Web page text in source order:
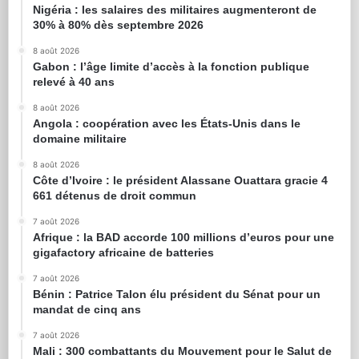
Nigéria : les salaires des militaires augmenteront de
30% à 80% dès septembre 2026
8 août 2026
Gabon : l’âge limite d’accès à la fonction publique
relevé à 40 ans
8 août 2026
Angola : coopération avec les États-Unis dans le
domaine militaire
8 août 2026
Côte d’Ivoire : le président Alassane Ouattara gracie 4
661 détenus de droit commun
7 août 2026
Afrique : la BAD accorde 100 millions d’euros pour une
gigafactory africaine de batteries
7 août 2026
Bénin : Patrice Talon élu président du Sénat pour un
mandat de cinq ans
7 août 2026
Mali : 300 combattants du Mouvement pour le Salut de